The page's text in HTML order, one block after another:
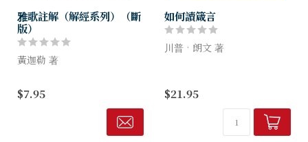
雅歌註解（解經系列）（斷
版）
黃迦勒 著
均分成「提要」、「分章註
解」和「綜合靈訓要義」三大
部分。而「分章註解」又分成
『內容綱要』、『逐節詳解』
$7.95
如何讀箴言
川普‧朗文 著
智慧錦囊，是由那些在我們前
面走過這條道路的人，用文字
精心斧鑿、藉實作反覆磨拭出
$21.95